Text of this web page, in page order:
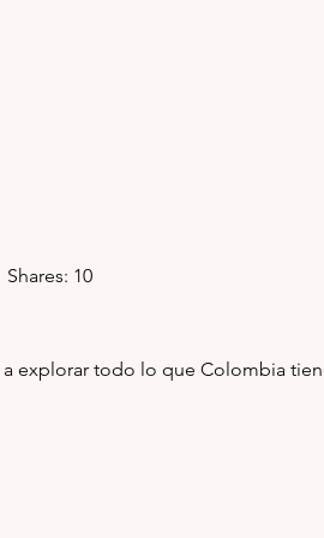
10
explorar todo lo que Colombia